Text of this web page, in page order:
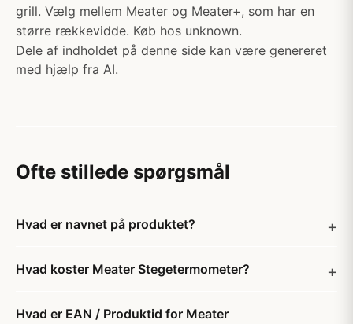
grill. Vælg mellem Meater og Meater+, som har en
større rækkevidde. Køb hos unknown.
Dele af indholdet på denne side kan være genereret
med hjælp fra AI.
Ofte stillede spørgsmål
Hvad er navnet på produktet?
Hvad koster Meater Stegetermometer?
Hvad er EAN / Produktid for Meater